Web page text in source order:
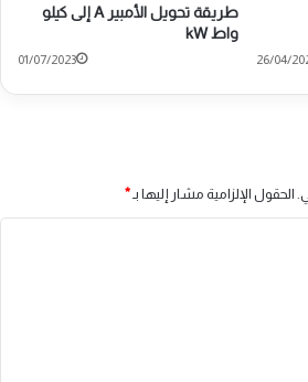
طريقة تحويل الأمبير A إلى كيلو
واط kW
01/07/2023 26/04/
الحقول الإلزامية مشار إليها بـ *